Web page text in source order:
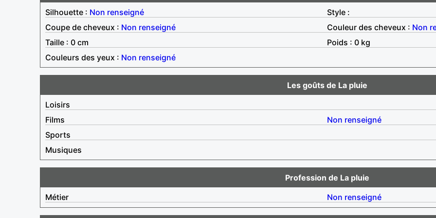
Silhouette : Non renseigné
Style :
Coupe de cheveux : Non renseigné Couleur des cheveux : Non
Taille : 0 cm
Poids : 0 kg
Couleurs des yeux : Non renseigné
Les goûts de La pluie
Loisirs
Films
Non renseigné
Sports
Musiques
Profession de La pluie
Métier
Non renseigné